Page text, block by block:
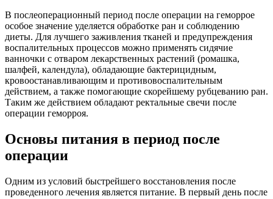
В послеоперационный период после операции на геморрое
особое значение уделяется обработке ран и соблюдению
диеты. Для лучшего заживления тканей и предупреждения
воспалительных процессов можно применять сидячие
ванночки с отваром лекарственных растений (ромашка,
шалфей, календула), обладающие бактерицидным,
кровоостанавливающим и противовоспалительным
действием, а также помогающие скорейшему рубцеванию ран.
Таким же действием обладают ректальные свечи после
операции геморроя.
Основы питания в период после
операции
Одним из условий быстрейшего восстановления после
проведенного лечения является питание. В первый день после